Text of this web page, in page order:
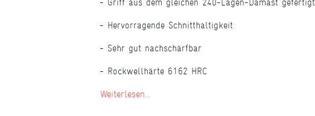
Hervorragende Schnitthaltigkeit
Sehr gut nachschärfbar
Rockwellhärte 6162 HRC
Weiterlesen...